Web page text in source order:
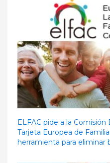
ELFAC pide a la
Tarjeta Europea de
herramienta para eliminar